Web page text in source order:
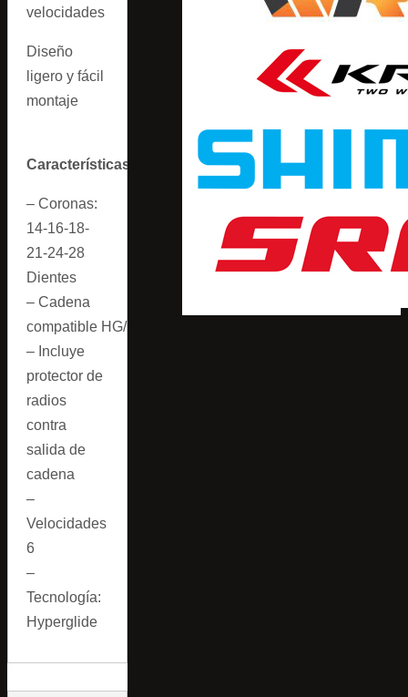
velocidades
Diseño
ligero y fácil
montaje
Características
– Coronas:
14-16-18-
21-24-28
Dientes
– Cadena
compatible HG/UG
– Incluye
protector de
radios
contra
salida de
cadena
–
Velocidades
6
–
Tecnología:
Hyperglide